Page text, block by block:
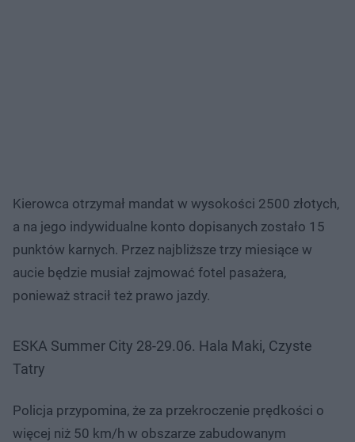
Kierowca otrzymał mandat w wysokości 2500 złotych,
a na jego indywidualne konto dopisanych zostało 15
punktów karnych. Przez najbliższe trzy miesiące w
aucie będzie musiał zajmować fotel pasażera,
ponieważ stracił też prawo jazdy.
ESKA Summer City 28-29.06. Hala Maki, Czyste
Tatry
Policja przypomina, że za przekroczenie prędkości o
więcej niż 50 km/h w obszarze zabudowanym